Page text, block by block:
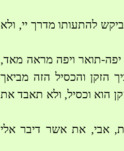
להתעותו מדרך יי, ולא
יפה-תואר ויפה מראה מאד,
הזקן והכסיל הזה מביאך
הוא וכסיל, ולא תאבד את
אבי, את אשר דיבר אלי